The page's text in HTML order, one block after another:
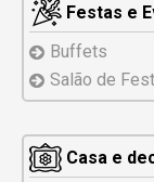
Festas e
Buffets
Salão de
Casa e